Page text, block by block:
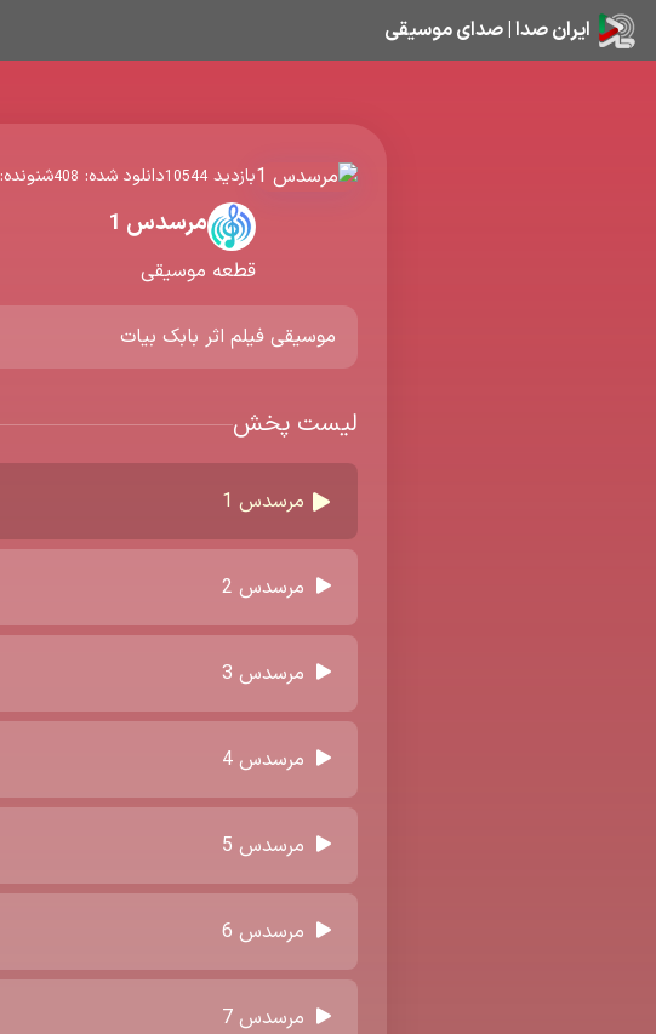
ایران صدا | صدای موسیقی
بازدید 10544دانلود شده: 408شنونده:
مرسدس 1
قطعه موسیقی
موسیقی فیلم اثر بابک بیات
لیست پخش
مرسدس 1
مرسدس 2
مرسدس 3
مرسدس 4
مرسدس 5
مرسدس 6
مرسدس 7